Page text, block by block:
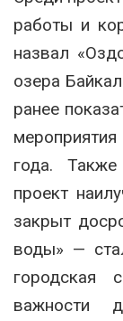
работы и
назвал
озера
ранее
года.
проект
закрыт
воды» —
городская
важности